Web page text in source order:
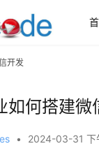
开发
如何搭建微
• 2024-03-31 下